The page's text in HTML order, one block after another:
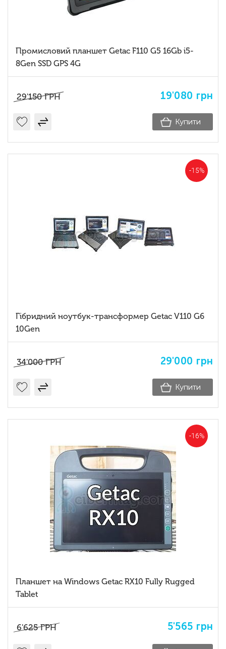
Промисловий планшет Getac F110 G5 16Gb i5-
8Gen SSD GPS 4G
29'150 ГРН 19'080 грн
Купити
-15%
Гібридний ноутбук-трансформер Getac V110 G6
10Gen
34'000 ГРН 29'000 грн
Купити
-16%
Планшет на Windows Getac RX10 Fully Rugged
Tablet
6'625 ГРН 5'565 грн